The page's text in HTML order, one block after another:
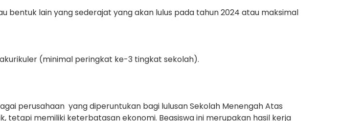
bentuk lain yang sederajat yang akan lulus pada tahun 2024 atau maksimal
(minimal peringkat ke-3 tingkat sekolah).
perusahaan yang diperuntukan bagi lulusan Sekolah Menengah Atas
tetapi memiliki keterbatasan ekonomi. Beasiswa ini merupakan hasil kerja